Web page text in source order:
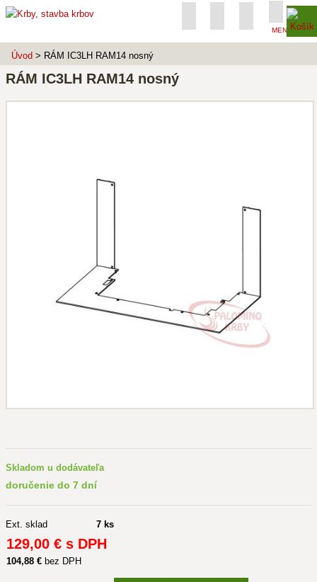
MENU
Úvod > RÁM IC3LH RAM14 nosný
RÁM IC3LH RAM14 nosný
Skladom u dodávateľa
doručenie do 7 dní
Ext. sklad 7 ks
129,00 € s DPH
104,88 € bez DPH